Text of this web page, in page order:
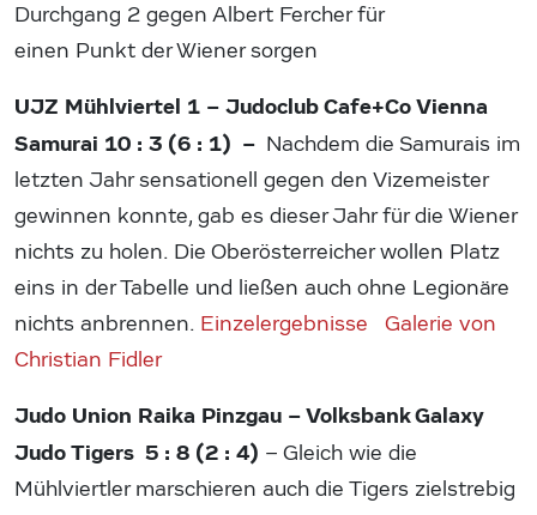
Durchgang 2 gegen Albert Fercher für
einen Punkt der Wiener sorgen
UJZ Mühlviertel 1 – Judoclub Cafe+Co Vienna
Samurai 10 : 3 (6 : 1) – Nachdem die Samurais im
letzten Jahr sensationell gegen den Vizemeister
gewinnen konnte, gab es dieser Jahr für die Wiener
nichts zu holen. Die Oberösterreicher wollen Platz
eins in der Tabelle und ließen auch ohne Legionäre
nichts anbrennen. Einzelergebnisse
Galerie von
Christian Fidler
Judo Union Raika Pinzgau – Volksbank Galaxy
Judo Tigers 5 : 8 (2 : 4) – Gleich wie die
Mühlviertler marschieren auch die Tigers zielstrebig